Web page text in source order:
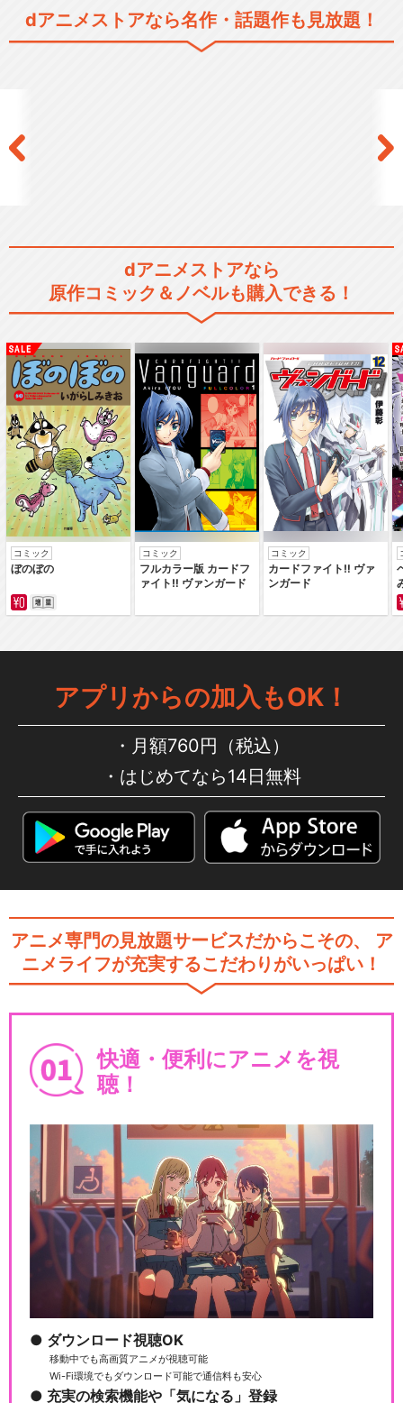
てーきゅう 3期
てーきゅう 7期
てーきゅう 8期
てーきゅう 9期
高宮なすのです！～てーきゅ
うスピンオフ～
閉じる
dアニメストアなら名作・話題作も見放題！
dアニメストアなら
原作コミック＆ノベルも購入できる！
コミック
ぼのぼの
コミック
フルカラー版 カードフ
ァイト‼ ヴァンガード
コミック
カードファイト‼ ヴァ
ンガード
アプリからの加入もOK！
月額760円（税込）
はじめてなら14日無料
アニメ専門の見放題サービスだからこその、
ア
ニメライフが充実するこだわりがいっぱい！
快適・便利にアニメを視
聴！
ダウンロード視聴OK
移動中でも高画質アニメが視聴可能
Wi-Fi環境でもダウンロード可能で通信料も安心
充実の検索機能や「気になる」登録